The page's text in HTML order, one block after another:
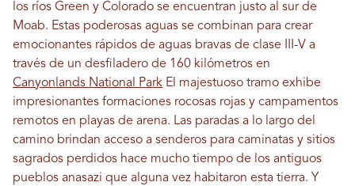
los ríos Green y Colorado se encuentran justo al sur de
Moab. Estas poderosas aguas se combinan para crear
emocionantes rápidos de aguas bravas de clase III-V a
través de un desfiladero de 160 kilómetros en
Canyonlands National Park El majestuoso tramo exhibe
impresionantes formaciones rocosas rojas y campamentos
remotos en playas de arena. Las paradas a lo largo del
camino brindan acceso a senderos para caminatas y sitios
sagrados perdidos hace mucho tiempo de los antiguos
pueblos anasazi que alguna vez habitaron esta tierra. Y